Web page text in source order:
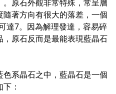
原石外觀非常特殊，常呈層
著方向有很大的落差，一個
達7。因為解理發達，容易碎
原石反而是最能表現藍晶石
系晶石之中，藍晶石是一個
：